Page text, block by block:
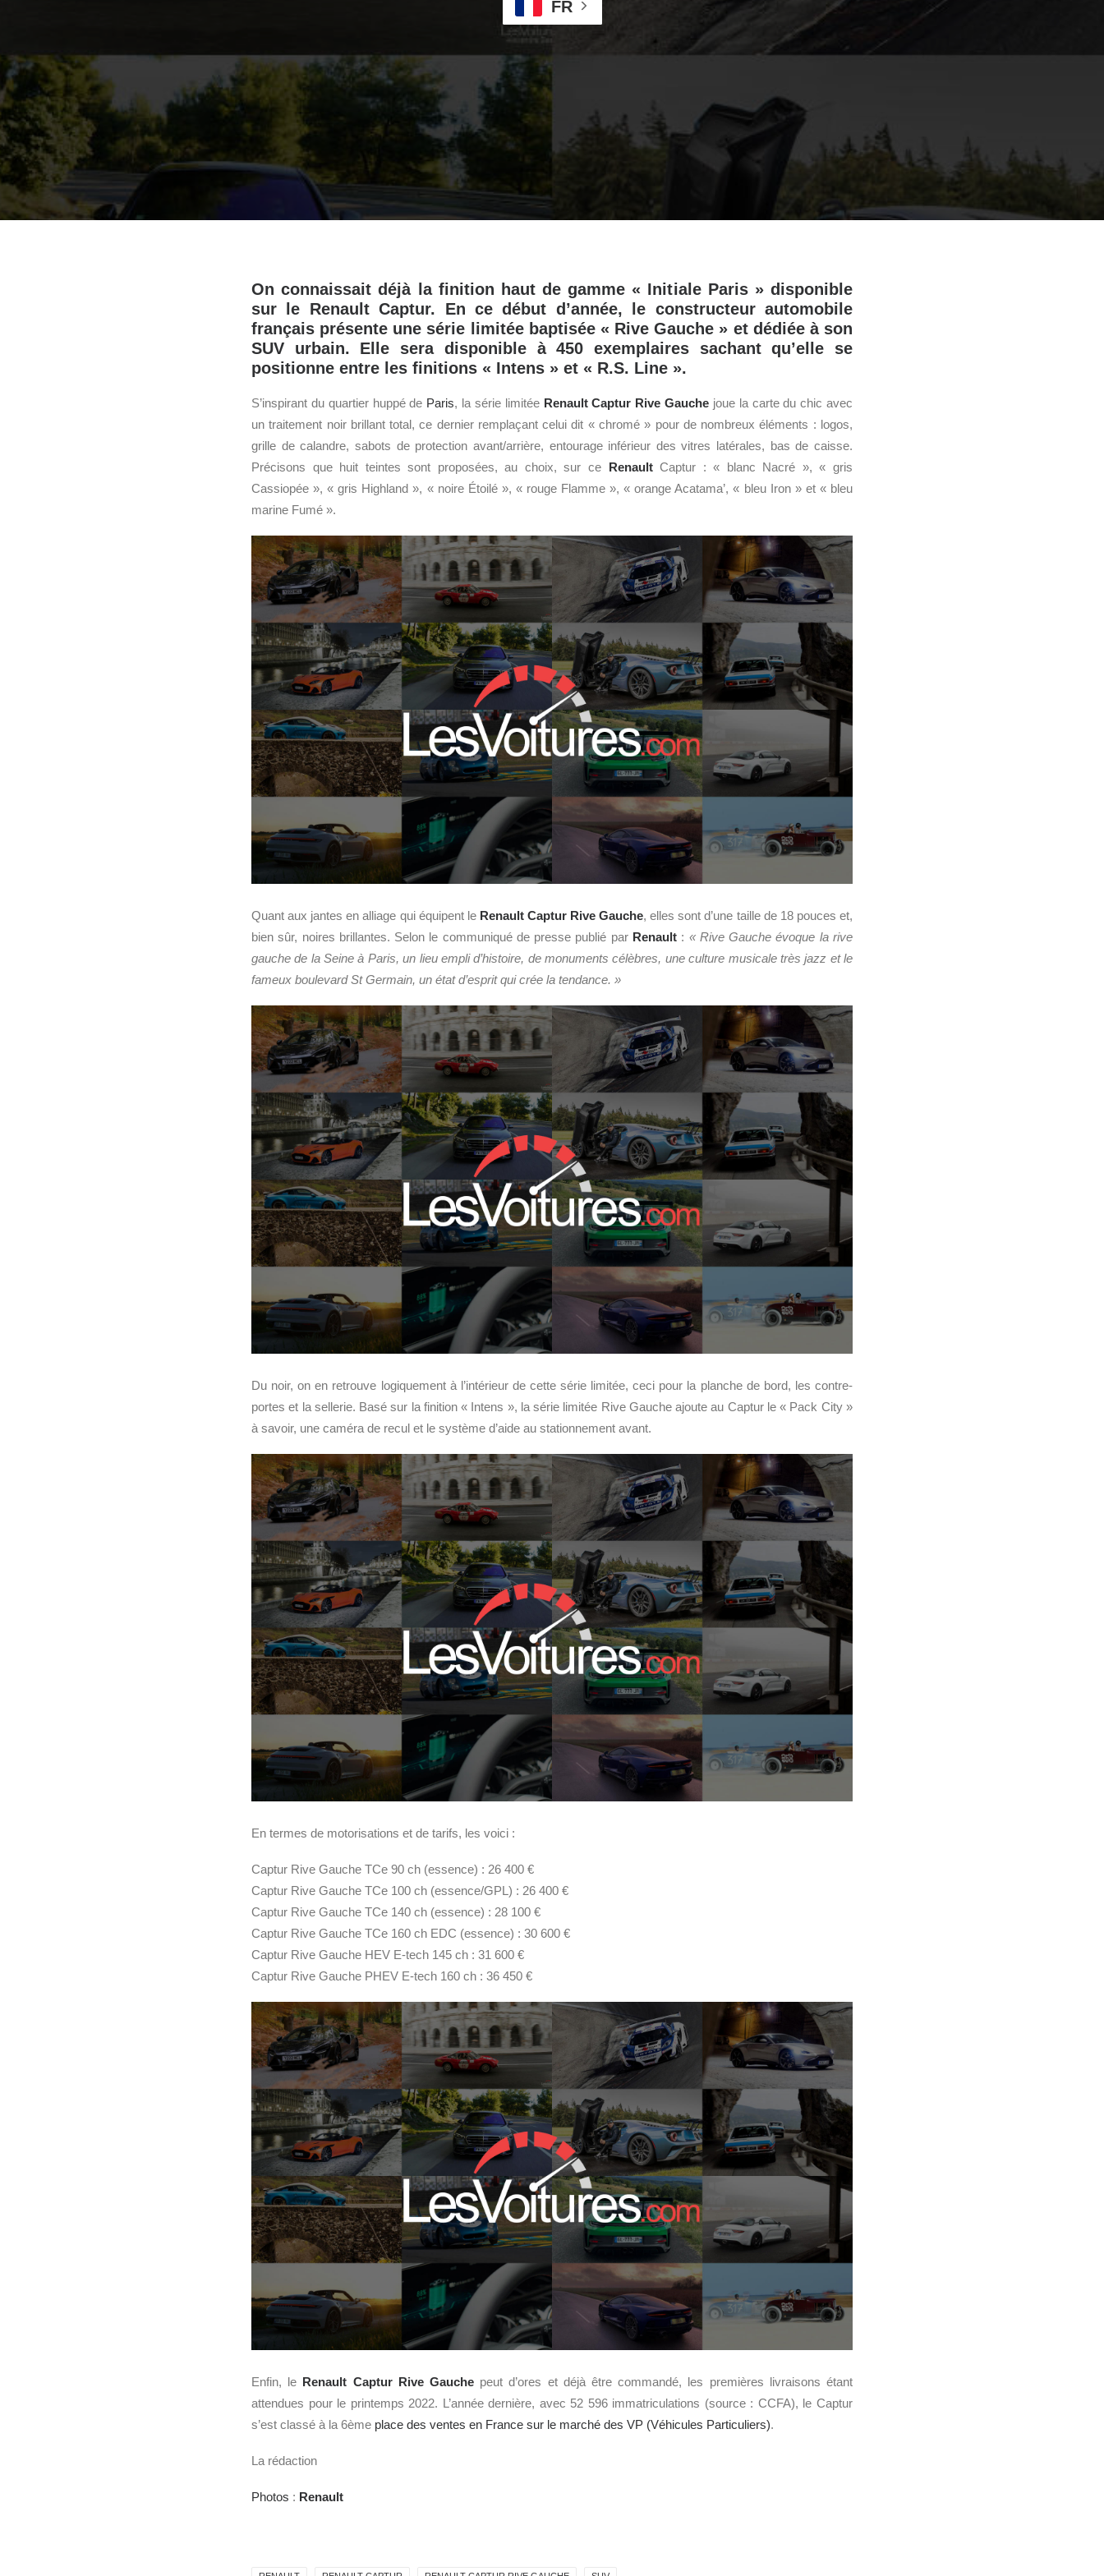
FR
On connaissait déjà la finition haut de gamme « Initiale Paris » disponible
sur le Renault Captur. En ce début d’année, le constructeur automobile
français présente une série limitée baptisée « Rive Gauche » et dédiée à son
SUV urbain. Elle sera disponible à 450 exemplaires sachant qu’elle se
positionne entre les finitions « Intens » et « R.S. Line ».
S’inspirant du quartier huppé de Paris, la série limitée RenaultCaptur Rive Gauche joue la carte du chic avec
un traitement noir brillant total, ce dernier remplaçant celui dit « chromé » pour de nombreux éléments : logos,
grille de calandre, sabots de protection avant/arrière, entourage inférieur des vitres latérales, bas de caisse.
Précisons que huit teintes sont proposées, au choix, sur ce RenaultCaptur : « blanc Nacré », « gris
Cassiopée », « gris Highland », « noire Étoilé », « rouge Flamme », « orange Acatama’, « bleu Iron » et « bleu
marine Fumé ».
Quant aux jantes en alliage qui équipent le Renault Captur Rive Gauche, elles sont d’une taille de 18 pouces et,
bien sûr, noires brillantes. Selon le communiqué de presse publié par Renault : « Rive Gauche évoque la rive
gauche de la Seine à Paris, un lieu empli d’histoire, de monuments célèbres, une culture musicale très jazz et le
fameux boulevard St Germain, un état d’esprit qui crée la tendance. »
Du noir, on en retrouve logiquement à l’intérieur de cette série limitée, ceci pour la planche de bord, les contre-
portes et la sellerie. Basé sur la finition « Intens », la série limitée Rive Gauche ajoute au Captur le « Pack City »
à savoir, une caméra de recul et le système d’aide au stationnement avant.
En termes de motorisations et de tarifs, les voici :
Captur Rive Gauche TCe 90 ch (essence) : 26 400 €
Captur Rive Gauche TCe 100 ch (essence/GPL) : 26 400 €
Captur Rive Gauche TCe 140 ch (essence) : 28 100 €
Captur Rive Gauche TCe 160 ch EDC (essence) : 30 600 €
Captur Rive Gauche HEV E-tech 145 ch : 31 600 €
Captur Rive Gauche PHEV E-tech 160 ch : 36 450 €
Enfin, le Renault Captur Rive Gauche peut d’ores et déjà être commandé, les premières livraisons étant
attendues pour le printemps 2022. L’année dernière, avec 52 596 immatriculations (source : CCFA), le Captur
s’est classé à la 6ème place des ventes en France sur le marché des VP (Véhicules Particuliers).
La rédaction
Photos : Renault